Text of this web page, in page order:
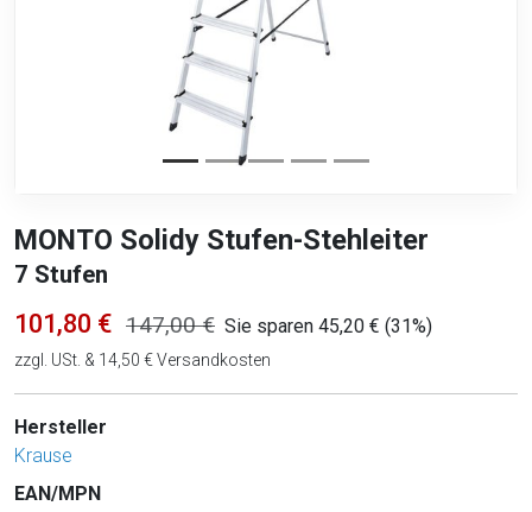
MONTO Solidy Stufen-Stehleiter
7 Stufen
101,80 € 147,00 € Sie sparen 45,20 € (31%)
zzgl. USt. & 14,50 € Versandkosten
Hersteller
Krause
EAN/MPN